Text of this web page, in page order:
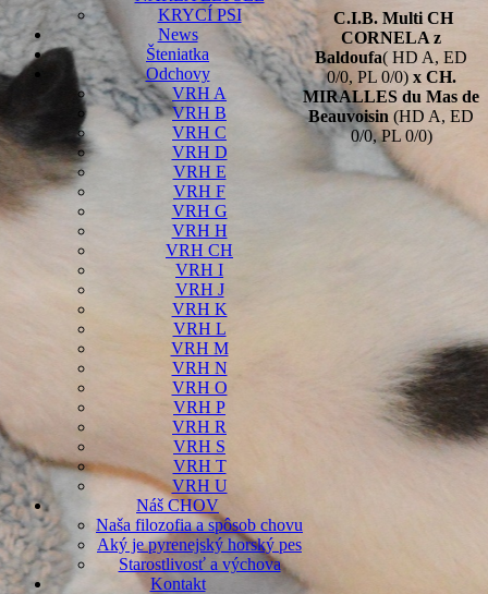
KRYCÍ PSI
News
Šteniatka
Odchovy
VRH A
VRH B
VRH C
VRH D
VRH E
VRH F
VRH G
VRH H
VRH CH
VRH I
VRH J
VRH K
VRH L
VRH M
VRH N
VRH O
VRH P
VRH R
VRH S
VRH T
VRH U
Náš CHOV
Naša filozofia a spôsob chovu
Aký je pyrenejský horský pes
Starostlivosť a výchova
Kontakt
C.I.B. Multi CH
CORNELA z
Baldoufa( HD A, ED
0/0, PL 0/0)x CH.
MIRALLES du Mas de
Beauvoisin (HD A, ED
0/0, PL 0/0)